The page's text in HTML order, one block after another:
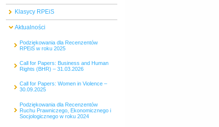
Klasycy RPEiS
Aktualności
Podziękowania dla Recenzentów
RPEiS w roku 2025
Call for Papers: Business and Human
Rights (BHR) – 31.03.2026
Call for Papers: Women in Violence –
30.09.2025
Podziękowania dla Recenzentów
Ruchu Prawniczego, Ekonomicznego i
Socjologicznego w roku 2024